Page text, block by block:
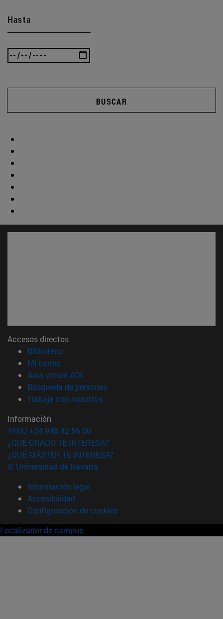
Hasta
BUSCAR
Accesos directos
Biblioteca
Mi correo(abre en nueva ventana)
Aula virtual ADI
Búsqueda de personas(abre en nueva ventana)
Trabaja con nosotros(abre en nueva ventana)
Información
TFNO +34 948 42 56 00
¿QUÉ GRADO TE INTERESA?
¿QUÉ MÁSTER TE INTERESA?
© Universidad de Navarra
Información legal
Accesibilidad
Configuración de cookies
Localizador de campus